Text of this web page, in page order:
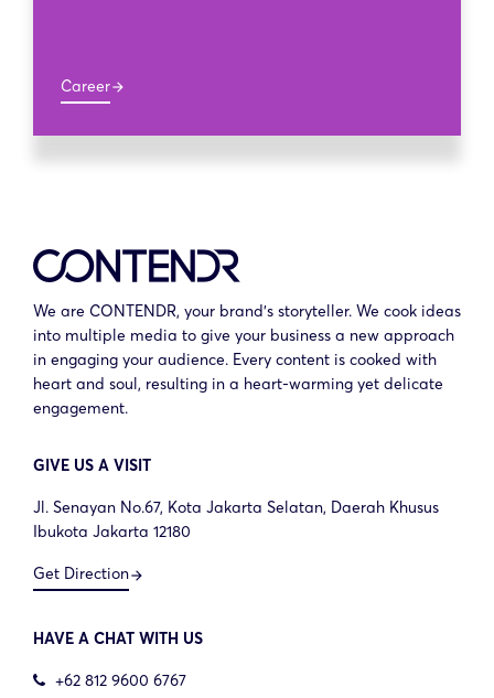
Careerarrow_forward
content with us?
We are CONTENDR, your brand’s storyteller. We cook ideas
into multiple media to give your business a new approach
in engaging your audience. Every content is cooked with
heart and soul, resulting in a heart-warming yet delicate
engagement.
GIVE US A VISIT
Jl. Senayan No.67, Kota Jakarta Selatan, Daerah Khusus
Ibukota Jakarta 12180
Get Directionarrow_forward
HAVE A CHAT WITH US
+62 812 9600 6767